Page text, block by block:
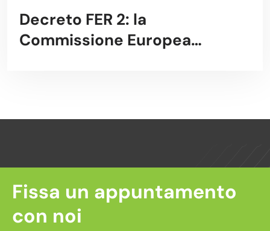
Decreto FER 2: la
Commissione Europea
Fissa un appuntamento
con noi